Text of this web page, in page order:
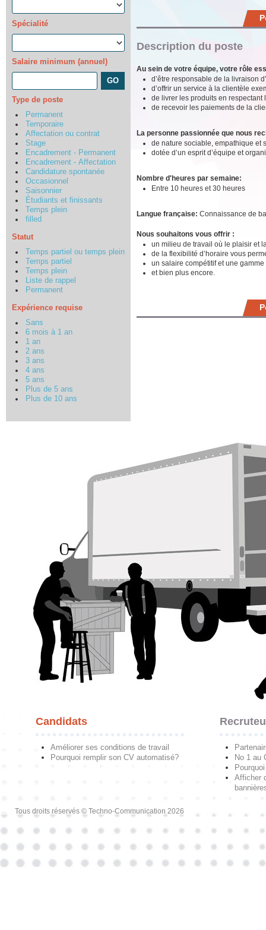
Spécialité
Salaire minimum (annuel)
Type de poste
Permanent
Temporaire
Affectation ou contrat
Stage
Encadrement - Permanent
Encadrement - Affectation
Candidature spontanée
Occasionnel
Saisonnier
Étudiants et finissants
Temps plein
filled
Statut
Temps partiel ou temps plein
Temps partiel
Temps plein
Liste de rappel
Permanent
Expérience requise
Sans
6 mois à 1 an
1 an
2 ans
3 ans
4 ans
5 ans
Plus de 5 ans
Plus de 10 ans
Description du poste
Au sein de votre équipe, votre rôle
d’être responsable de la livraison
d’offrir un service à la clientèle
de livrer les produits en respectant
de recevoir les paiements de la
La personne passionnée que nous
de nature sociable, empathique et
dotée d’un esprit d’équipe et
Nombre d'heures par semaine:
Entre 10 heures et 30 heures
Langue française: Connaissance de
Nous souhaitons vous offrir :
un milieu de travail où le plaisir et
de la flexibilité d’horaire vous
un salaire compétitif et une gamme
et bien plus encore.
Candidats
Améliorer ses conditions de travail
Pourquoi remplir son CV automatisé?
No 1 au
Afficher
Tous droits réservés © Techno-Communication 2026